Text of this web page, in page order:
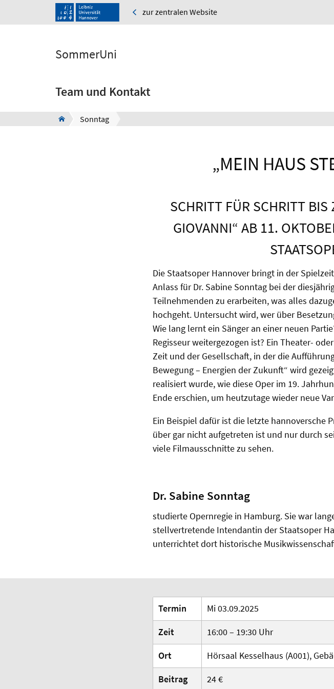
zur zentralen Website
SommerUni
Team und Kontakt
Sonntag
„MEIN HAUS
SCHRITT FÜR SCHRITT BIS
GIOVANNI“ AB 11.
Die Staatsoper Hannover bringt in der
Anlass für Dr. Sabine Sonntag bei der
Teilnehmenden zu erarbeiten, was alles
hochgeht. Untersucht wird, wer über
Wie lang lernt ein Sänger an einer neuen
Regisseur weitergezogen ist? Ein Theater-
Zeit und der Gesellschaft, in der die
Bewegung – Energien der Zukunft“ wird
realisiert wurde, wie diese Oper im 19.
Ende erschien, um heutzutage wieder neue
Ein Beispiel dafür ist die letzte hannoversche
über gar nicht aufgetreten ist und nur durch
viele Filmausschnitte zu sehen.
Dr. Sabine Sonntag
studierte Opernregie in Hamburg. Sie war
stellvertretende Intendantin der Staatsoper
unterrichtet dort historische
Termin
Mi 03.09.2025
Zeit
16:00 – 19:30 Uhr
Ort
Hörsaal Kesselhaus (A001),
Beitrag
24 €